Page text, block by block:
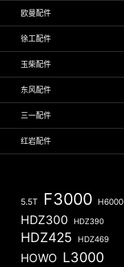
欧曼配件
徐工配件
玉柴配件
东风配件
三一配件
红岩配件
5.5T F3000 H6000
HDZ300 HDZ390
HDZ425 HDZ469
HOWO L3000